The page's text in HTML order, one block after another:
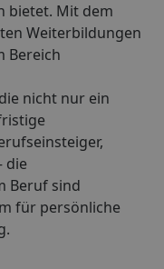
bietet. Mit dem
Weiterbildungen
Bereich
nicht nur ein
die
Beruf sind
für persönliche